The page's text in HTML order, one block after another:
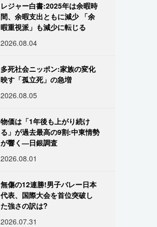
レジャー白書:2025年は余暇時
間、余暇支出ともに減少 「余
暇重視派」も減少に転じる
2026.08.04
多死社会ニッポン:家族の変化
映す「孤立死」の急増
2026.08.05
物価は「1年後も上がり続け
る」が過去最高の9割:中東情勢
が響く―日銀調査
2026.08.01
無傷の12連勝!男子バレー日本
代表、国際大会を首位突破し
た強さの訳は?
2026.07.31